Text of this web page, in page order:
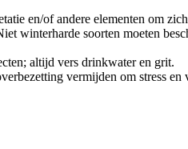
en/of andere elementen om
winterharde soorten moeten
altijd vers drinkwater en grit.
vermijden om stress